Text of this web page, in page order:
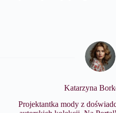
Katarzyna
Projektantka mody z